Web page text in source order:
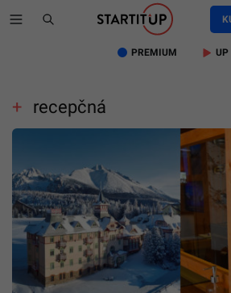
PREMIUM UP
recepčná